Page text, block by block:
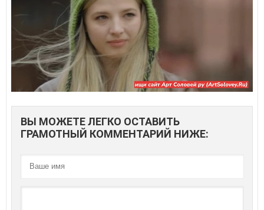
ВЫ МОЖЕТЕ ЛЕГКО ОСТАВИТЬ
ГРАМОТНЫЙ КОММЕНТАРИЙ НИЖЕ: